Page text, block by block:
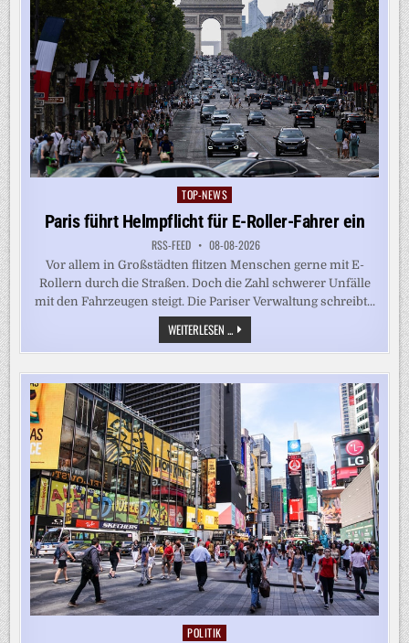
Posted
in
TOP-NEWS
Paris führt Helmpflicht für E-Roller-Fahrer ein
RSS-FEED 08-08-2026
Vor allem in Großstädten flitzen Menschen gerne mit E-
Rollern durch die Straßen. Doch die Zahl schwerer Unfälle
mit den Fahrzeugen steigt. Die Pariser Verwaltung schreibt...
WEITERLESEN ... PARIS
FÜHRT
HELMPFLICHT
E-
ROLLER-
FAHRER
EIN
Posted
POLITIK